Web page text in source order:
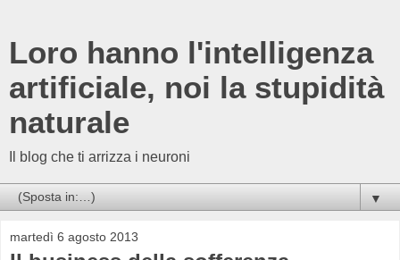
Loro hanno l'intelligenza
artificiale, noi la stupidità
naturale
Il blog che ti arrizza i neuroni
▼
martedì 6 agosto 2013